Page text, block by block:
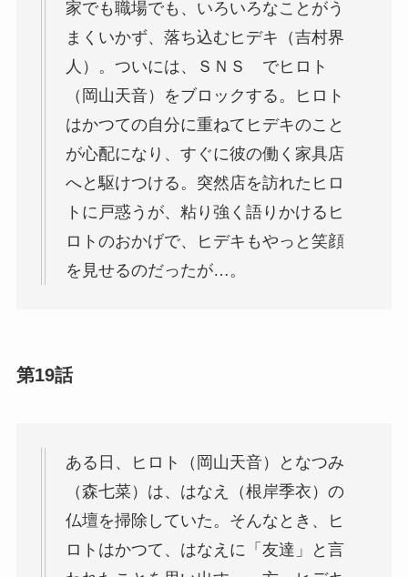
家でも職場でも、いろいろなことがう
まくいかず、落ち込むヒデキ（吉村界
人）。ついには、ＳＮＳ でヒロト
（岡山天音）をブロックする。ヒロト
はかつての自分に重ねてヒデキのこと
が心配になり、すぐに彼の働く家具店
へと駆けつける。突然店を訪れたヒロ
トに戸惑うが、粘り強く語りかけるヒ
ロトのおかげで、ヒデキもやっと笑顔
を見せるのだったが…。
第19話
ある日、ヒロト（岡山天音）となつみ
（森七菜）は、はなえ（根岸季衣）の
仏壇を掃除していた。そんなとき、ヒ
ロトはかつて、はなえに「友達」と言